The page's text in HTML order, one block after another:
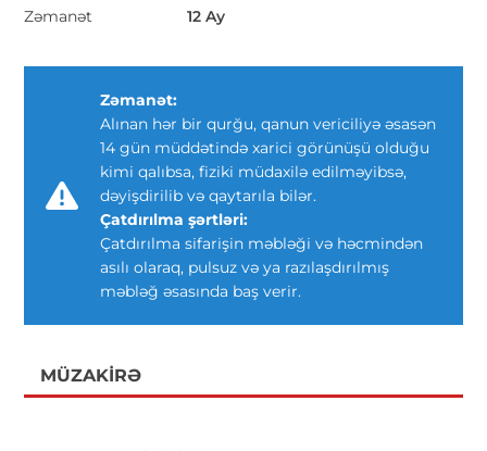
Zəmanət 12 Ay
Zəmanət:
Alınan hər bir qurğu, qanun vericiliyə əsasən
14 gün müddətində xarici görünüşü olduğu
kimi qalıbsa, fiziki müdaxilə edilməyibsə,
dəyişdirilib və qaytarıla bilər.
Çatdırılma şərtləri:
Çatdırılma sifarişin məbləği və həcmindən
asılı olaraq, pulsuz və ya razılaşdırılmış
məbləğ əsasında baş verir.
MÜZAKIRƏ